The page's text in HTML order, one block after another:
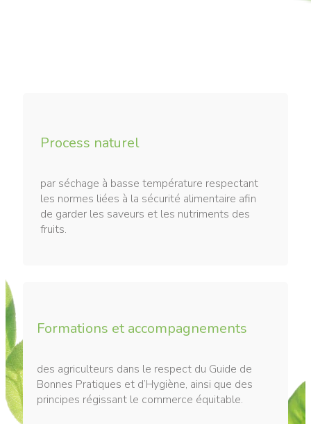
Process naturel
par séchage à basse température respectant
les normes liées à la sécurité alimentaire afin
de garder les saveurs et les nutriments des
fruits.
Formations et accompagnements
des agriculteurs dans le respect du Guide de
Bonnes Pratiques et d’Hygiène, ainsi que des
principes régissant le commerce équitable.